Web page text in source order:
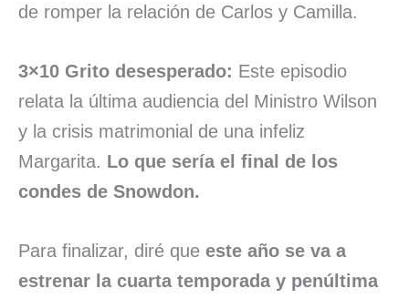
de romper la relación de Carlos y Camilla.
3×10 Grito desesperado: Este episodio
relata la última audiencia del Ministro Wilson
y la crisis matrimonial de una infeliz
Margarita. Lo que sería el final de los
condes de Snowdon.
Para finalizar, diré que este año se va a
estrenar la cuarta temporada y penúltima